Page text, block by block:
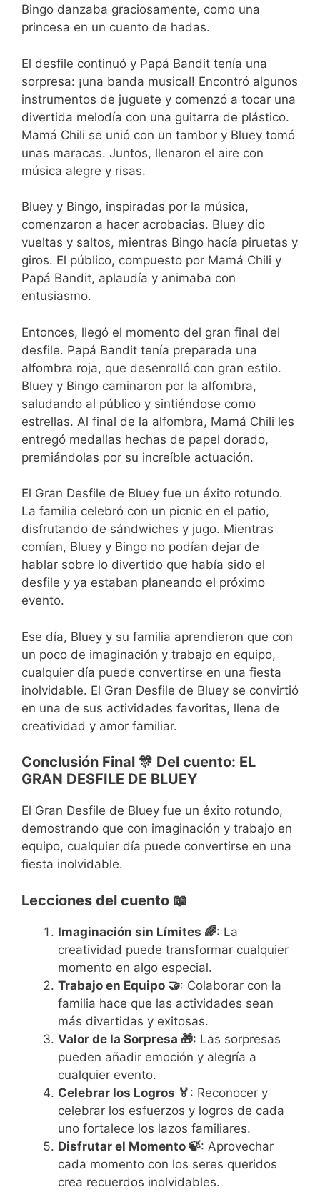
Bingo danzaba graciosamente, como una
princesa en un cuento de hadas.
El desfile continuó y Papá Bandit tenía una
sorpresa: ¡una banda musical! Encontró algunos
instrumentos de juguete y comenzó a tocar una
divertida melodía con una guitarra de plástico.
Mamá Chili se unió con un tambor y Bluey tomó
unas maracas. Juntos, llenaron el aire con
música alegre y risas.
Bluey y Bingo, inspiradas por la música,
comenzaron a hacer acrobacias. Bluey dio
vueltas y saltos, mientras Bingo hacía piruetas y
giros. El público, compuesto por Mamá Chili y
Papá Bandit, aplaudía y animaba con
entusiasmo.
Entonces, llegó el momento del gran final del
desfile. Papá Bandit tenía preparada una
alfombra roja, que desenrolló con gran estilo.
Bluey y Bingo caminaron por la alfombra,
saludando al público y sintiéndose como
estrellas. Al final de la alfombra, Mamá Chili les
entregó medallas hechas de papel dorado,
premiándolas por su increíble actuación.
El Gran Desfile de Bluey fue un éxito rotundo.
La familia celebró con un picnic en el patio,
disfrutando de sándwiches y jugo. Mientras
comían, Bluey y Bingo no podían dejar de
hablar sobre lo divertido que había sido el
desfile y ya estaban planeando el próximo
evento.
Ese día, Bluey y su familia aprendieron que con
un poco de imaginación y trabajo en equipo,
cualquier día puede convertirse en una fiesta
inolvidable. El Gran Desfile de Bluey se convirtió
en una de sus actividades favoritas, llena de
creatividad y amor familiar.
Conclusión Final 🎊 Del cuento: EL
GRAN DESFILE DE BLUEY
El Gran Desfile de Bluey fue un éxito rotundo,
demostrando que con imaginación y trabajo en
equipo, cualquier día puede convertirse en una
fiesta inolvidable.
Lecciones del cuento 📖
Imaginación sin Límites 🌈: La
creatividad puede transformar cualquier
momento en algo especial.
Trabajo en Equipo 🤝: Colaborar con la
familia hace que las actividades sean
más divertidas y exitosas.
Valor de la Sorpresa 🎁: Las sorpresas
pueden añadir emoción y alegría a
cualquier evento.
Celebrar los Logros 🏅 : Reconocer y
celebrar los esfuerzos y logros de cada
uno fortalece los lazos familiares.
Disfrutar el Momento 🍃: Aprovechar
cada momento con los seres queridos
crea recuerdos inolvidables.